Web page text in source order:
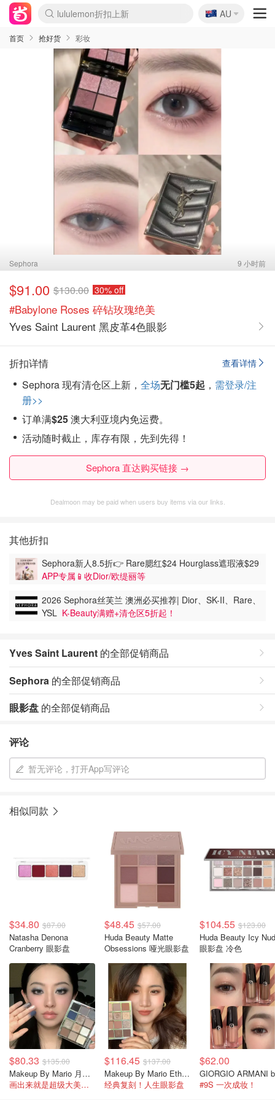
lululemon折扣上新
Sasa美妆护肤3.5折
SSENSE年中2.5折
FreshBeauty好价汇总
Cettire降价+叠9折
WWS Coles超市实拍
viagogo二手票捡漏
Myer超级周末
The Outnet奢牌1折起
David Jones 3折起
Flannels大牌1折
Perfumes Club护肤1折
AMIRO面罩$251
Amazon折扣汇总
eToro入金$200送$50
Amazon数码好物
ICONIC本周7.5折
ThedoubleF高奢地板价
Moose Knuckles 6折
丝芙兰5折起
EUFY摄像头$98
Selenichast首饰2折
Trip机票酒店促销
YSL送5件彩妆礼
Amazon家居好物
Amazon美妆护肤
雅漾大喷$8
过敏原检测盒$33
伊索独家赠50ml沐浴露
科颜氏高保湿面霜$29
SEALIFE海洋馆门票6折
丝塔芙大白罐$16
订阅Newsletter送香薰
Cult Beauty 6.8折
Harrods圣诞日历$525
LN-CC奢牌私促3折
d'Alba空姐喷雾$16
EVE LOM套装£56
Bernardelli独家4折
Adore Beauty 6折起
CT圣诞日历
Mytheresa奢品2.7折
Luxury Escapes 9折
Currentbody美容仪$881
MOON Garden Live
Roborock扫地机$649
Tingo Life水杯$24
Valentino官网5折
CR洗护套装$23
修丽可4件套$159
Myer彩妆2件7折
GANNI官网4.5折
Stylevana韩妆4折
Tessabit高奢8.5折
OGX洗发水$11
Amazon阿德莱德次日达
卡诗8.5折+赠礼
Philips Hue灯具8折
🇦🇺
AU
首页 抢好货 彩妆
Sephora 9 小时前
$91.00 $130.00 30% off
#Babylone Roses 碎钻玫瑰绝美
Yves Saint Laurent 黑皮革4色眼影
查看详情
折扣详情
Sephora 现有清仓区上新， 全场无门槛5起 ， 需登录/注
册>>
订单满$25澳大利亚境内免运费。
活动随时截止，库存有限，先到先得！
Sephora 直达购买链接 →
Dealmoon may be paid when users buy items via our links.
其他折扣
Sephora新人8.5折👉 Rare腮红$24 Hourglass遮瑕液$29
APP专属📱收Dior/欧缇丽等
2026 Sephora丝芙兰 澳洲必买推荐| Dior、SK-II、Rare、
YSL K-Beauty满赠+清仓区5折起！
Yves Saint Laurent 的全部促销商品
Sephora 的全部促销商品
眼影盘 的全部促销商品
评论
暂无评论，打开App写评论
相似同款
$34.80 $87.00
Natasha Denona
Cranberry 眼影盘
$48.45 $57.00
Huda Beauty Matte
Obsessions 哑光眼影盘
$104.55 $123.00
Huda Beauty Icy
眼影盘 冷色
$80.33 $135.00
Makeup By Mario 月光眼影盘 限量版
画出来就是超级大美女！
$116.45 $137.00
Makeup By Mario Ethereal Eyes 眼影盘
经典复刻！人生眼影盘
$62.00
#9S 一次成妆！